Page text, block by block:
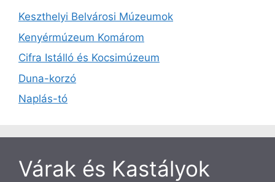
Keszthelyi Belvárosi Múzeumok
Kenyérmúzeum Komárom
Cifra Istálló és Kocsimúzeum
Duna-korzó
Naplás-tó
Várak és Kastályok